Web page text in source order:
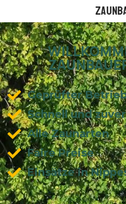
Geprüfter
Schnell und
Alle Zaunarten
Faire Preise
Einsätze in